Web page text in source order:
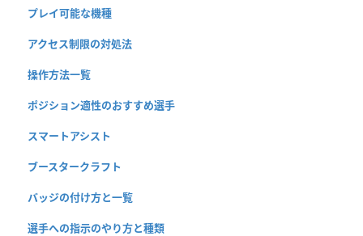
プレイ可能な機種
アクセス制限の対処法
操作方法一覧
ポジション適性のおすすめ選手
スマートアシスト
ブースタークラフト
バッジの付け方と一覧
選手への指示のやり方と種類